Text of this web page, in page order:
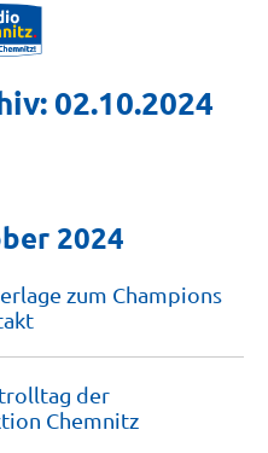
02.10.2024
2024
zum Champions
der
Chemnitz